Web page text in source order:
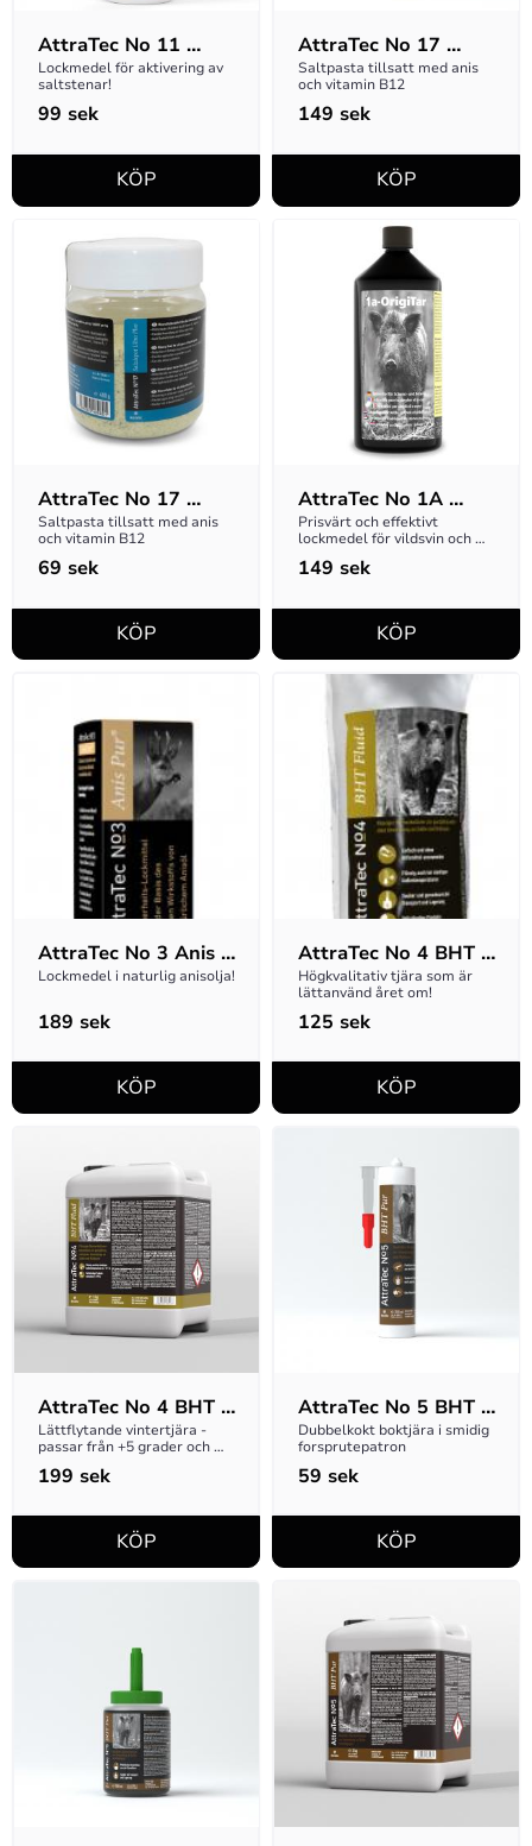
AttraTec No 11
Salzblitz
Lockmedel för aktivering av
saltstenar!
99 sek
AttraTec No 17
Saltpasta Anis Plus
2kg
Saltpasta tillsatt med anis
och vitamin B12
149 sek
AttraTec No 17
Salzdepot Ultra
Plus, 400g
Saltpasta tillsatt med anis
och vitamin B12
69 sek
AttraTec No 1A
OrigiTar
Prisvärt och effektivt
lockmedel för vildsvin och
annat vilt
149 sek
AttraTec No 3 Anis
Pur
Lockmedel i naturlig anisolja!
189 sek
AttraTec No 4 BHT
Fluid Vintertjära 1kg
Högkvalitativ tjära som är
lättanvänd året om!
125 sek
AttraTec No 4 BHT
Fluid Vintertjära 3kg
Lättflytande vintertjära -
passar från +5 grader och
kallare. Minimalt med spill!
199 sek
AttraTec No 5 BHT
310ml Patron
Dubbelkokt boktjära i smidig
forsprutepatron
59 sek